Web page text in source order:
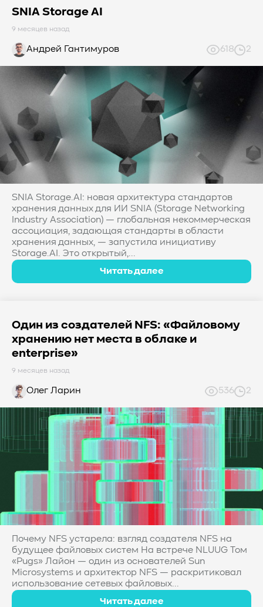
SNIA Storage AI
9 месяцев назад
Андрей Гантимуров 618 2
SNIA Storage.AI: новая архитектура стандартов
хранения данных для ИИ SNIA (Storage Networking
Industry Association) — глобальная некоммерческая
ассоциация, задающая стандарты в области
хранения данных, — запустила инициативу
Storage.AI. Это открытый,...
Читать далее
Один из создателей NFS: «Файловому
хранению нет места в облаке и
enterprise»
9 месяцев назад
Олег Ларин 536 2
Почему NFS устарела: взгляд создателя NFS на
будущее файловых систем На встрече NLUUG Том
«Pugs» Лайон — один из основателей Sun
Microsystems и архитектор NFS — раскритиковал
использование сетевых файловых...
Читать далее